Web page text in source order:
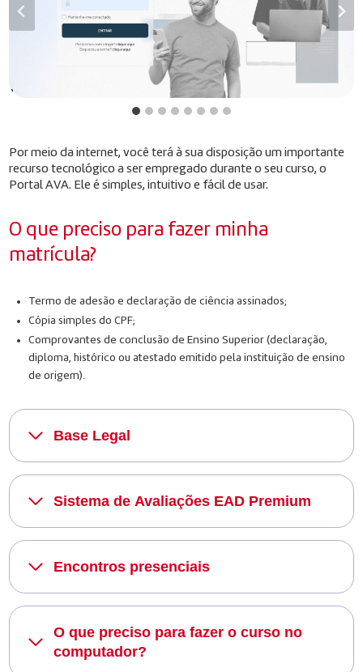
Por meio da internet, você terá à sua disposição um importante
recurso tecnológico a ser empregado durante o seu curso, o
Portal AVA. Ele é simples, intuitivo e fácil de usar.
O que preciso para fazer minha
matrícula?
Termo de adesão e declaração de ciência assinados;
Cópia simples do CPF;
Comprovantes de conclusão de Ensino Superior (declaração,
diploma, histórico ou atestado emitido pela instituição de ensino
de origem).
Base Legal
Sistema de Avaliações EAD Premium
Encontros presenciais
O que preciso para fazer o curso no
computador?